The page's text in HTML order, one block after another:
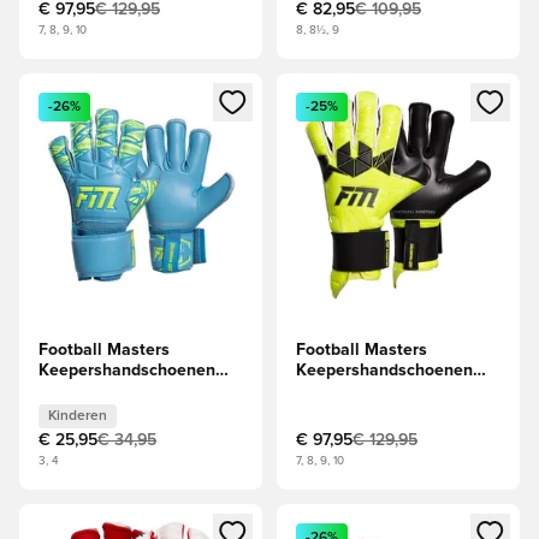
€ 97,95€ 129,95
7, 8, 9, 10
€ 82,95€ 109,95
8, 8½, 9
Opent een venster om in te loggen of je aan te melden als
-26%
Football Masters
Keepershandschoenen
Kinderen
€ 25,95€ 34,95
3, 4
Opent een venster om in te
-25%
Football Masters
Keepershandschoenen
€ 97,95€ 129,95
7, 8, 9, 10
Opent een venster om in te loggen of je aan te melden als
Opent een venster om in te